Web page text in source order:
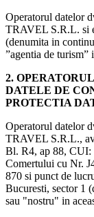
Operatorul datelor
TRAVEL S.R.L. si
(denumita in
”agentia de turism”
2.
DATELE DE
PROTECTIA
Operatorul datelor
TRAVEL S.R.L.,
Bl. R4, ap 88, CUI:
Comertului cu Nr.
870 si punct de
Bucuresti, sector 1
sau "nostru" in